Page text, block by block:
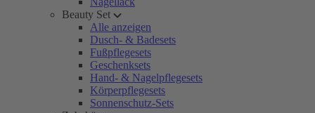
Beauty Set
Alle anzeigen
Dusch- & Badesets
Fußpflegesets
Geschenksets
Hand- & Nagelpflegesets
Körperpflegesets
Sonnenschutz-Sets